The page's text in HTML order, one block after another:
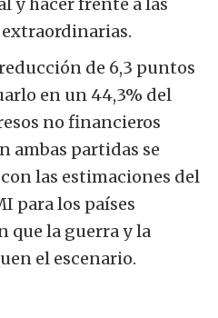
extraordinarias.
de 6,3 puntos
en un 44,3% del
no financieros
ambas partidas se
las estimaciones del
para los países
que la guerra y la
el escenario.